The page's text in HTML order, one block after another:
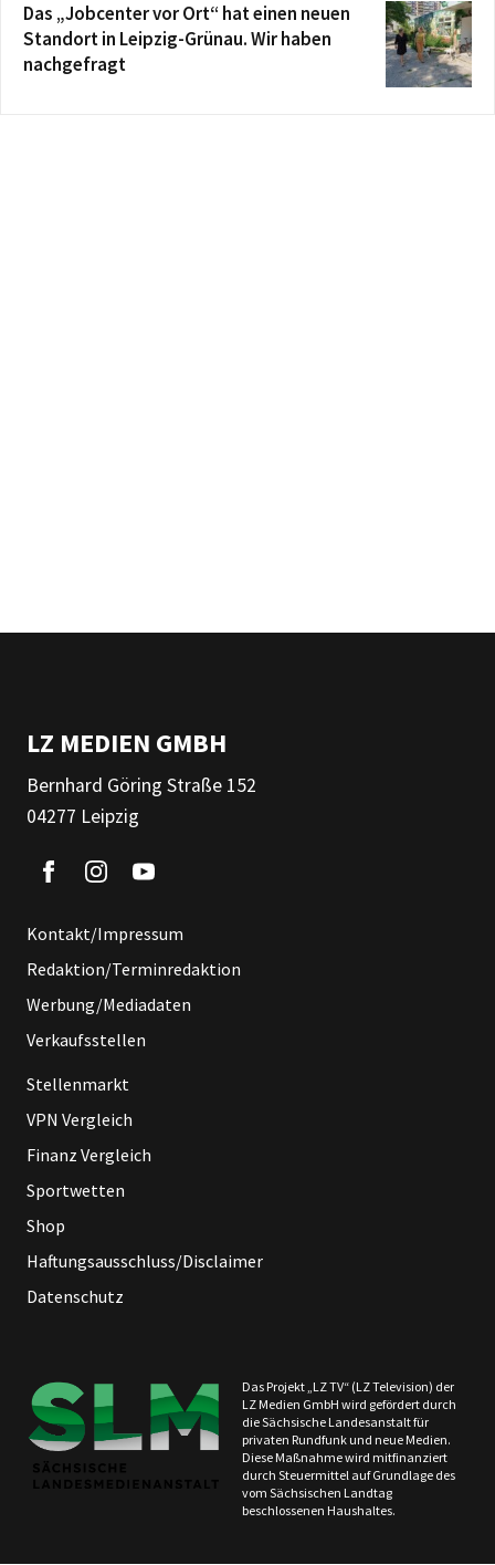
Das „Jobcenter vor Ort“ hat einen neuen
Standort in Leipzig-Grünau. Wir haben
nachgefragt
LZ MEDIEN GMBH
Bernhard Göring Straße 152
04277 Leipzig
Kontakt/Impressum
Redaktion/Terminredaktion
Werbung/Mediadaten
Verkaufsstellen
Stellenmarkt
VPN Vergleich
Finanz Vergleich
Sportwetten
Shop
Haftungsausschluss/Disclaimer
Datenschutz
Das Projekt „LZ TV“ (LZ Television) der
LZ Medien GmbH wird gefördert durch
die Sächsische Landesanstalt für
privaten Rundfunk und neue Medien.
Diese Maßnahme wird mitfinanziert
durch Steuermittel auf Grundlage des
vom Sächsischen Landtag
beschlossenen Haushaltes.